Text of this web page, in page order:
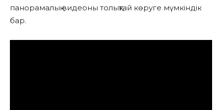
панорамалық видеоны толықтай көруге мүмкіндік
бар.